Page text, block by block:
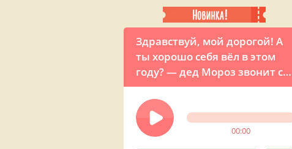
Здравствуй, мой дорогой! А
ты хорошо себя вёл в этом
году? — дед Мороз звонит с
прикольным поздравлением
мужчине
00:00